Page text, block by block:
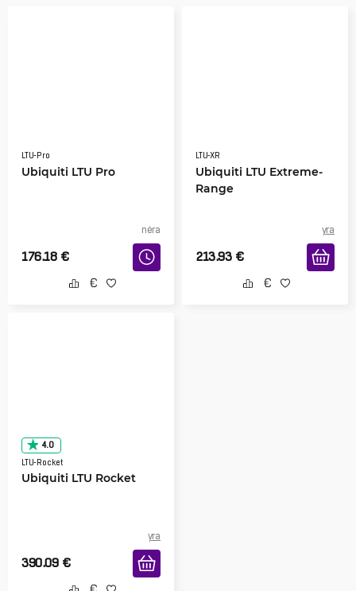
LTU-Pro
Ubiquiti LTU Pro
nėra
176.18 €
LTU-XR
Ubiquiti LTU Extreme-
Range
yra
213.93 €
4.0
LTU-Rocket
Ubiquiti LTU Rocket
yra
390.09 €